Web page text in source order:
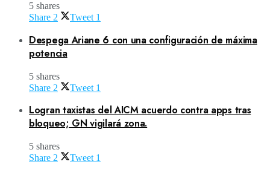
5 shares
Share 2 Tweet 1
Despega Ariane 6 con una configuración de máxima
potencia
5 shares
Share 2 Tweet 1
Logran taxistas del AICM acuerdo contra apps tras
bloqueo; GN vigilará zona.
5 shares
Share 2 Tweet 1